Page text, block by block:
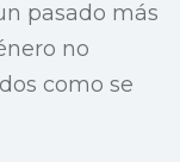
pasado más
no
como se